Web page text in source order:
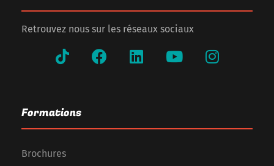
Retrouvez nous sur les réseaux sociaux
Formations
Brochures